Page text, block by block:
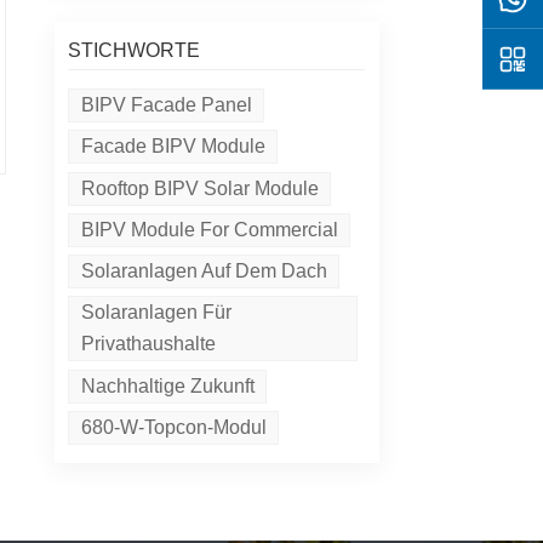
STICHWORTE
BIPV Facade Panel
Facade BIPV Module
Rooftop BIPV Solar Module
BIPV Module For Commercial
Solaranlagen Auf Dem Dach
Solaranlagen Für
Privathaushalte
Nachhaltige Zukunft
680-W-Topcon-Modul